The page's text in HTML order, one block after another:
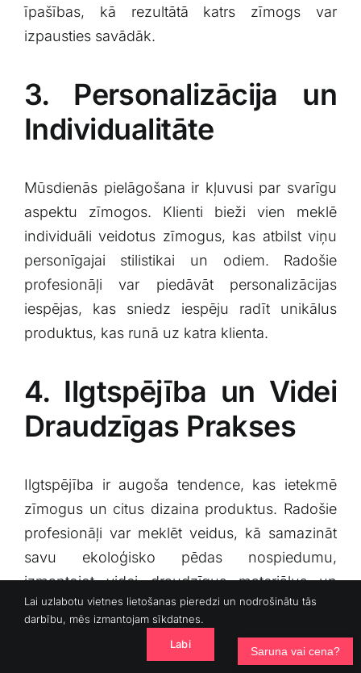
īpašības, kā rezultātā katrs ⁢zīmogs​ var‍
izpausties savādāk.
3. Personalizācija un
‍Individualitāte
Mūsdienās‌ pielāgošana‌ ir kļuvusi par svarīgu
aspektu⁤ zīmogos. Klienti bieži vien⁤ meklē
individuāli veidotus zīmogus, kas​ atbilst viņu
personīgajai⁤ stilistikai ​un odiem. ‍Radošie
profesionāļi var piedāvāt personalizācijas
iespējas, kas sniedz iespēju radīt unikālus
produktus, kas runā uz katra klienta.
4. Ilgtspējība un ‌Videi
Draudzīgas Prakses
Ilgtspējība ir⁢ augoša tendence, kas ietekmē
zīmogus un citus dizaina ⁤produktus.⁣ Radošie
profesionāļi var meklēt veidus, kā samazināt⁢
savu ekoloģisko ‌pēdas nospiedumu,
‌izmantojot videi draudzīgus materiālus un
ražošanas metodes. Radoša ‍pieeja ilgtspējai
slavina inovācijas un jaunu tehnoloģiju
izmantošanu, kas var ‌radīt pozitīvu ietekmi uz
Lai uzlabotu vietnes lietošanas pieredzi un nodrošinātu tās
darbību, mēs izmantojam sīkdatnes.
Labi
Saruna vai cena?